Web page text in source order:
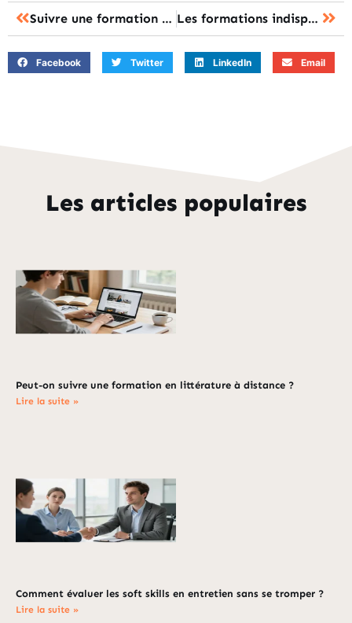
Suivre une formation en langue étrangère pour évoluer dans le monde du travail Les formations indispensables pour travailler en magasin
Facebook Twitter LinkedIn Email
Les articles populaires
Peut-on suivre une formation en littérature à distance ?
Lire la suite »
Comment évaluer les soft skills en entretien sans se tromper ?
Lire la suite »